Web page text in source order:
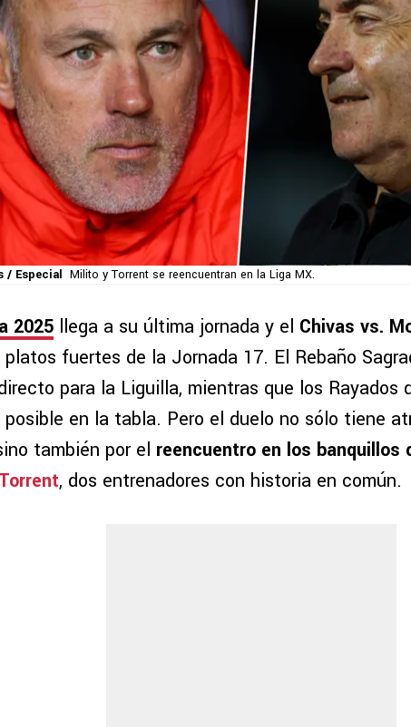
/ Especial Milito y Torrent se reencuentran en la Liga MX.
2025 llega a su última jornada y el Chivas vs.
fuertes de la Jornada 17. El Rebaño
para la Liguilla, mientras que los Rayados
posible en la tabla. Pero el duelo no sólo tiene
también por el reencuentro en los banquillos
, dos entrenadores con historia en común.